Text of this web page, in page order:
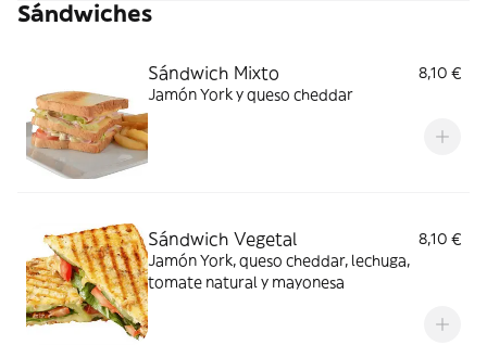
Sándwiches
Sándwich Mixto
8,10 €
Jamón York y queso cheddar
Sándwich Vegetal
8,10 €
Jamón York, queso cheddar, lechuga,
tomate natural y mayonesa